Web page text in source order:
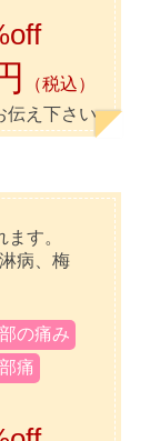
（税込）
伝え下さい
す。
病、梅
の痛み
痛